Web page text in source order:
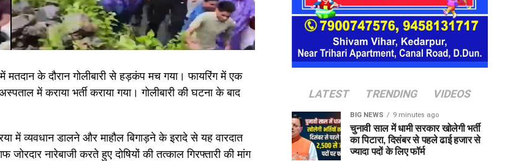
के दौरान गोलीबारी से हड़कंप मच गया। फायरिंग में एक
में कराया भर्ती कराया गया। गोलीबारी की घटना के बाद
में व्यवधान डालने और माहौल बिगाड़ने के इरादे से यह वारदात
नारेबाजी करते हुए दोषियों की तत्काल गिरफ्तारी की मांग
LATEST TRENDING VIDEOS
BIG NEWS 9 minutes ago
चुनावी साल में धामी सरकार खोलेगी भर्ती
का पिटारा, दिसंबर से पहले ढाई हजार से
ज्यादा पदों के लिए फॉर्म